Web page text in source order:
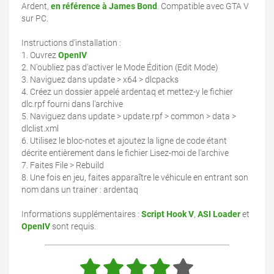
Ardent, en référence à James Bond. Compatible avec GTA V
sur PC.
Instructions d'installation :
1. OuvrezOpenIV
2. N'oubliez pas d'activer le Mode Édition (Edit Mode)
3. Naviguez dans update > x64 > dlcpacks
4. Créez un dossier appelé ardentaq et mettez-y le fichier
dlc.rpf fourni dans l'archive
5. Naviguez dans update > update.rpf > common > data >
dlclist.xml
6. Utilisez le bloc-notes et ajoutez la ligne de code étant
décrite entièrement dans le fichier Lisez-moi de l'archive
7. Faites File > Rebuild
8. Une fois en jeu, faites apparaître le véhicule en entrant son
nom dans un trainer : ardentaq
Informations supplémentaires : Script Hook V, ASI Loaderet
OpenIV sont requis.